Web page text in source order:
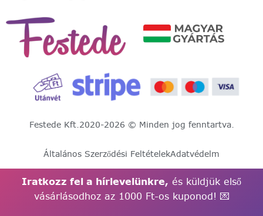
Festede Kft.2020-2026 © Minden jog fenntartva.
Általános Szerződési FeltételekAdatvédelm
Iratkozz fel a hírlevelünkre, és küldjük első
vásárlásodhoz az 1000 Ft-os kuponod! 💌